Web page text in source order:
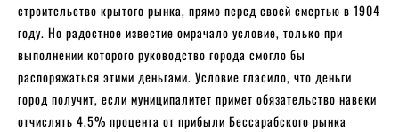
строительство крытого рынка, прямо перед своей смертью в 1904
году. Но радостное известие омрачало условие, только при
выполнении которого руководство города смогло бы
распоряжаться этими деньгами. Условие гласило, что деньги
город получит, если муниципалитет примет обязательство навеки
отчислять 4,5% процента от прибыли Бессарабского рынка